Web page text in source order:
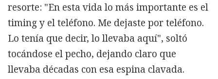
resorte: "En esta vida lo más importante es el
timing y el teléfono. Me dejaste por teléfono.
Lo tenía que decir, lo llevaba aquí", soltó
tocándose el pecho, dejando claro que
llevaba décadas con esa espina clavada.